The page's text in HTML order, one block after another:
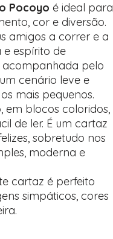
Pocoyo é ideal para
cor e diversão.
amigos a correr e a
espírito de
acompanhada pelo
cenário leve e
mais pequenos.
blocos coloridos,
de ler. É um cartaz
sobretudo nos
moderna e
cartaz é perfeito
simpáticos, cores